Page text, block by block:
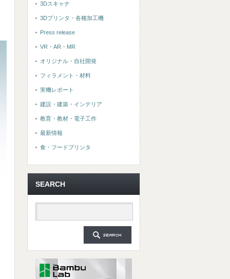
3Dスキャナ
3Dプリンタ・各種加工機
Press release
VR・AR・MR
オリジナル・自社開発
フィラメント・材料
実機レポート
建設・建築・インテリア
教育・教材・電子工作
最新情報
食・フードプリンタ
SEARCH